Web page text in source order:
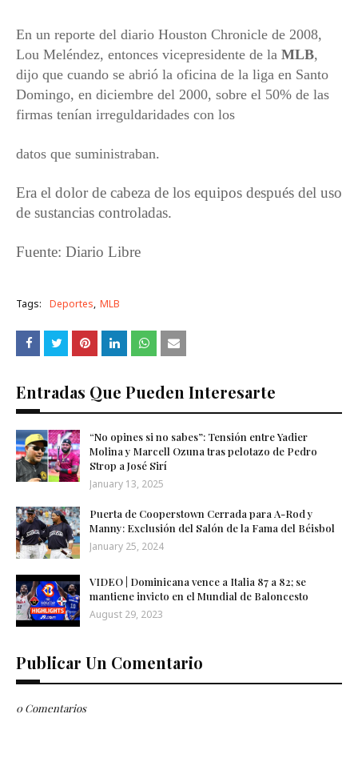
En un reporte del diario Houston Chronicle de 2008,
Lou Meléndez, entonces vicepresidente de la MLB,
dijo que cuando se abrió la oficina de la liga en Santo
Domingo, en diciembre del 2000, sobre el 50% de las
firmas tenían irreguldaridades con los
datos que suministraban.
Era el dolor de cabeza de los equipos después del uso
de sustancias controladas.
Fuente: Diario Libre
Tags: Deportes MLB
Entradas Que Pueden Interesarte
“No opines si no sabes”: Tensión entre Yadier
Molina y Marcell Ozuna tras pelotazo de Pedro
Strop a José Sirí
January 13, 2025
Puerta de Cooperstown Cerrada para A-Rod y
Manny: Exclusión del Salón de la Fama del Béisbol
January 25, 2024
VIDEO | Dominicana vence a Italia 87 a 82; se
mantiene invicto en el Mundial de Baloncesto
August 29, 2023
Publicar Un Comentario
0 Comentarios